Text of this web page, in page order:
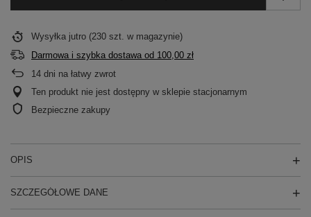
Wysyłka jutro (230 szt. w magazynie)
Darmowa i szybka dostawa od 100,00 zł
14 dni na łatwy zwrot
Ten produkt nie jest dostępny w sklepie stacjonarnym
Bezpieczne zakupy
OPIS
SZCZEGÓŁOWE DANE